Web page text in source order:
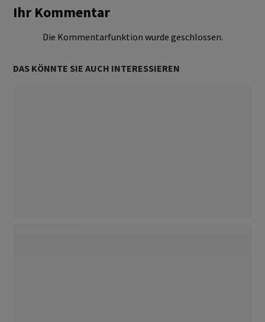
Ihr Kommentar
Die Kommentarfunktion wurde geschlossen.
DAS KÖNNTE SIE AUCH INTERESSIEREN